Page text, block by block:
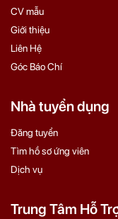
CV mẫu
Giới thiệu
Liên Hệ
Góc Báo Chí
Nhà tuyển dụng
Đăng tuyển
Tìm hồ sơ ứng viên
Dịch vụ
Trung Tâm Hỗ